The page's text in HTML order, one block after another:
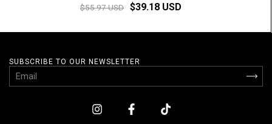
$55.97 USD $39.18 USD
SUBSCRIBE TO OUR NEWSLETTER